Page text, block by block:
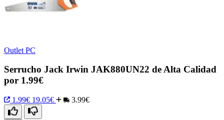
Outlet PC
Serrucho Jack Irwin JAK880UN22 de Alta Calidad
por 1.99€
1.99€ 19.05€ 3.99€